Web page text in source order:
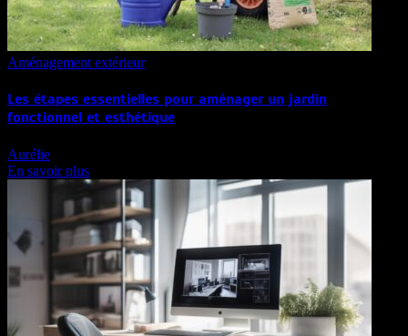
Aménagement extérieur
Les étapes essentielles pour aménager un jardin
fonctionnel et esthétique
Aurélie
En savoir plus